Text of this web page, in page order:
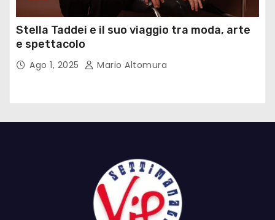
Stella Taddei e il suo viaggio tra moda, arte
e spettacolo
Ago 1, 2025 Mario Altomura